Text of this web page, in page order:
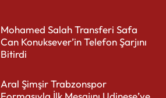
Mohamed Salah Transferi Safa
Can Konuksever’in Telefon Şarjını
Bitirdi
Aral Şimşir Trabzonspor